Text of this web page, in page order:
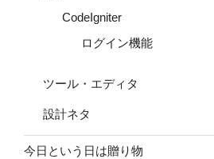
CodeIgniter
ログイン機能
ツール・エディタ
設計ネタ
今日という日は贈り物